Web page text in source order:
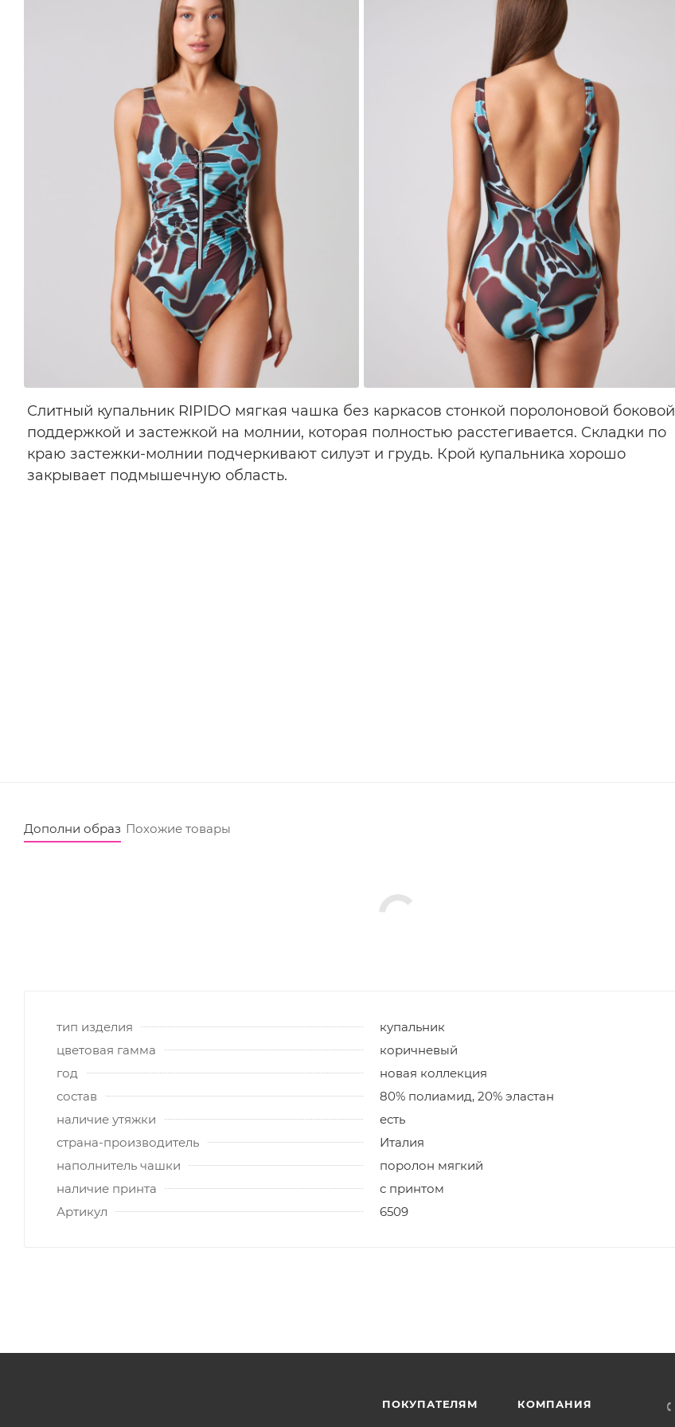
Слитный купальник RIPIDO мягкая чашка без каркасов стонкой поролоновой боковой
поддержкой и застежкой на молнии, которая полностью расстегивается. Складки по
краю застежки-молнии подчеркивают силуэт и грудь. Крой купальника хорошо
закрывает подмышечную область.
Дополни образ Похожие товары
тип изделия
купальник
цветовая гамма
коричневый
год
новая коллекция
состав
80% полиамид, 20% эластан
наличие утяжки
есть
страна-производитель
Италия
наполнитель чашки
поролон мягкий
наличие принта
с принтом
Артикул
6509
ПОКУПАТЕЛЯМ КОМПАНИЯ